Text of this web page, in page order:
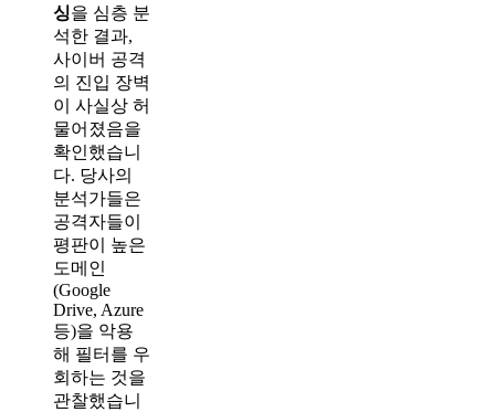
싱을 심층 분
석한 결과,
사이버 공격
의 진입 장벽
이 사실상 허
물어졌음을
확인했습니
다. 당사의
분석가들은
공격자들이
평판이 높은
도메인
(Google
Drive, Azure
등)을 악용
해 필터를 우
회하는 것을
관찰했습니